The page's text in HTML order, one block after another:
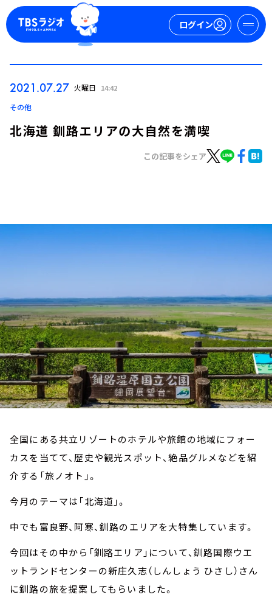
ログイン
今日の番組表
週間番組表
イベント・グッズ
YouTube
会社情報
2021.07.27 火曜日 14:42
その他
北海道 釧路エリアの大自然を満喫
この記事をシェア
全国にある共立リゾートのホテルや旅館の地域にフォー
カスを当てて、歴史や観光スポット、絶品グルメなどを紹
介する「旅ノオト」。
今月のテーマは「北海道」。
中でも富良野、阿寒、釧路のエリアを大特集しています。
今回はその中から「釧路エリア」について、釧路国際ウエ
ットランドセンターの新庄久志（しんしょう ひさし）さん
に釧路の旅を提案してもらいました。